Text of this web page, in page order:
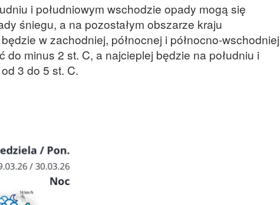
i południowym wschodzie opady mogą się
śniegu, a na pozostałym obszarze kraju
w zachodniej, północnej i północno-wschodniej
minus 2 st. C, a najcieplej będzie na południu i
3 do 5 st. C.